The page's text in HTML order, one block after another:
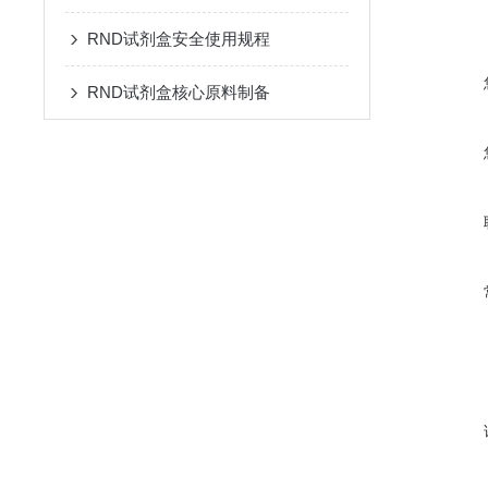
RND试剂盒安全使用规程
RND试剂盒核心原料制备